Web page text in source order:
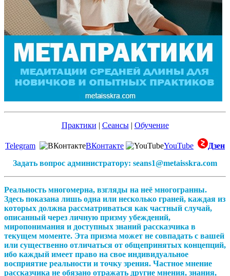
Практики | Сеансы| Обучение
Telegram ВКонтакте YouTube
Дзен
Задать вопрос администратору: seans1@metaisskra.com
Реальность многомерна, взгляды на неё многогранны.
Здесь показана лишь одна или несколько граней, каждая из
которых должна рассматриваться как частный случай,
описанный через личную призму убеждений,
миропонимания и доступных знаний рассказчика в
текущем моменте. Эта призма может не совпадать с вашей
или существенно отличаться от общепринятых концепций,
ибо каждый имеет право на свое индивидуальное
восприятие реальности и точку зрения. Частное мнение
рассказчика не обязано отражать другие мнения, знания,